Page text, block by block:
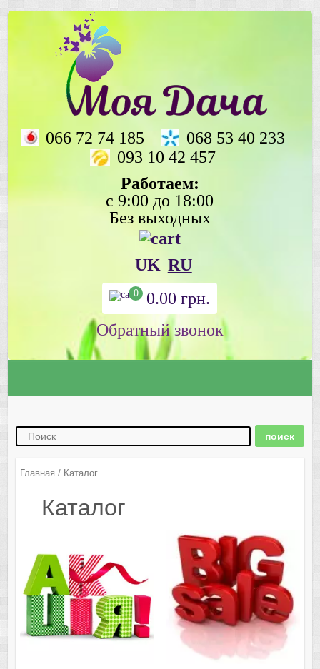
066 72 74 185
068 53 40 233
093 10 42 457
Работаем:
с 9:00 до 18:00
Без выходных
UK RU
0 0.00грн.
Главная / Каталог
Каталог